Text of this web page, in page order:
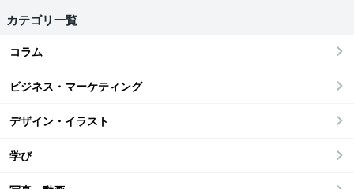
カテゴリ一覧
コラム
ビジネス・マーケティング
デザイン・イラスト
学び